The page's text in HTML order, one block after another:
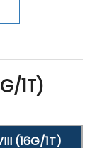
Xperia 1 VIII
。連線功能
配備
1T)
(16G/1T)